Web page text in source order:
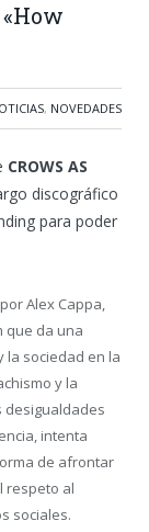
, NOVEDADES
CROWS AS
discográfico
para poder
Alex Cappa,
que da una
la sociedad en la
y la
desigualdades
intenta
de afrontar
respeto al
sociales.